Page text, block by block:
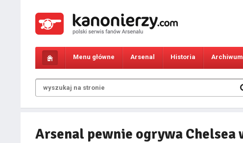
Menu główne Arsenal Historia Archiwum
Arsenal pewnie ogrywa Chelsea